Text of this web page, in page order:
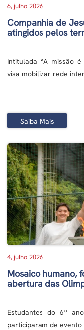
6, julho 2026
Companhia de
atingidos pelos
Intitulada “A missão é
visa mobilizar rede
Saiba Mais
4, julho 2026
Mosaico humano,
abertura das
Estudantes do 6º
participaram de evento